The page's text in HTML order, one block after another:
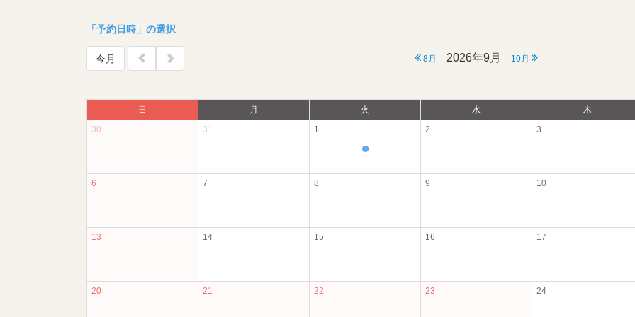
「予約日時」の選択
今月 8月 2026年9月 10月
日 月 火 水
木
30
31 1
●
2 3
6 7 8 9 10
13 14 15 16 17
20 21 22 23 24